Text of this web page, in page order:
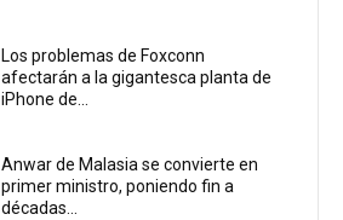
Los problemas de Foxconn
afectarán a la gigantesca planta de
iPhone de...
Anwar de Malasia se convierte en
primer ministro, poniendo fin a
décadas...